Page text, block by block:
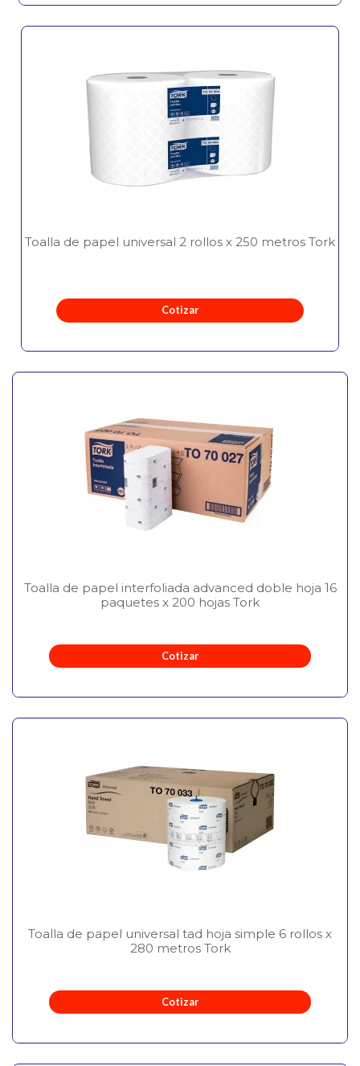
Toalla de papel universal 2 rollos x 250 metros Tork
Cotizar
Toalla de papel interfoliada advanced doble hoja 16
paquetes x 200 hojas Tork
Cotizar
Toalla de papel universal tad hoja simple 6 rollos x
280 metros Tork
Cotizar